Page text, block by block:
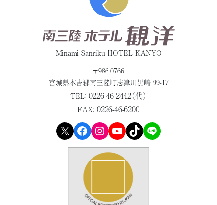
Minami Sanriku HOTEL KANYO
〒986-0766
宮城県本吉郡南三陸町志津川黒崎 99-17
TEL： 0226-46-2442（代）
FAX： 0226-46-6200
X Facebook Instagram YouTube TikTok LINE